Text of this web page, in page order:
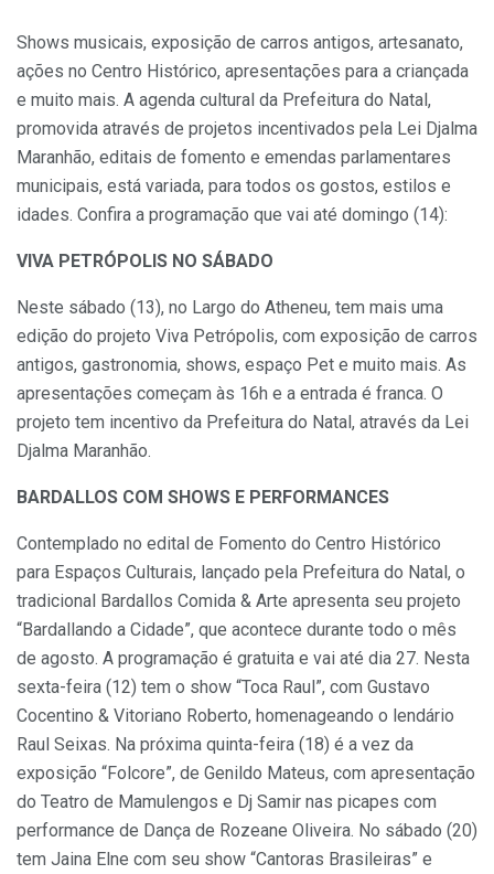
Shows musicais, exposição de carros antigos, artesanato,
ações no Centro Histórico, apresentações para a criançada
e muito mais. A agenda cultural da Prefeitura do Natal,
promovida através de projetos incentivados pela Lei Djalma
Maranhão, editais de fomento e emendas parlamentares
municipais, está variada, para todos os gostos, estilos e
idades. Confira a programação que vai até domingo (14):
VIVA PETRÓPOLIS NO SÁBADO
Neste sábado (13), no Largo do Atheneu, tem mais uma
edição do projeto Viva Petrópolis, com exposição de carros
antigos, gastronomia, shows, espaço Pet e muito mais. As
apresentações começam às 16h e a entrada é franca. O
projeto tem incentivo da Prefeitura do Natal, através da Lei
Djalma Maranhão.
BARDALLOS COM SHOWS E PERFORMANCES
Contemplado no edital de Fomento do Centro Histórico
para Espaços Culturais, lançado pela Prefeitura do Natal, o
tradicional Bardallos Comida & Arte apresenta seu projeto
“Bardallando a Cidade”, que acontece durante todo o mês
de agosto. A programação é gratuita e vai até dia 27. Nesta
sexta-feira (12) tem o show “Toca Raul”, com Gustavo
Cocentino & Vitoriano Roberto, homenageando o lendário
Raul Seixas. Na próxima quinta-feira (18) é a vez da
exposição “Folcore”, de Genildo Mateus, com apresentação
do Teatro de Mamulengos e Dj Samir nas picapes com
performance de Dança de Rozeane Oliveira. No sábado (20)
tem Jaina Elne com seu show “Cantoras Brasileiras” e